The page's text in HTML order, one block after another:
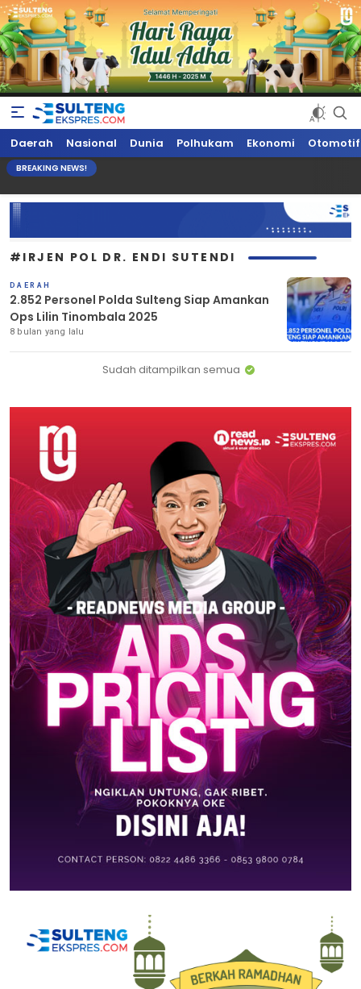
Sultengekspres.com
Berita Seputar Sulteng Hari Ini, Update Terkini, Suaranya Rakyat
Sulteng
Daerah Nasional Dunia Polhukam Ekonomi Otomotif
BREAKING NEWS!
#IRJEN POL DR. ENDI SUTENDI
DAERAH
2.852 Personel Polda Sulteng Siap Amankan
Ops Lilin Tinombala 2025
8 bulan yang lalu
Sudah ditampilkan semua